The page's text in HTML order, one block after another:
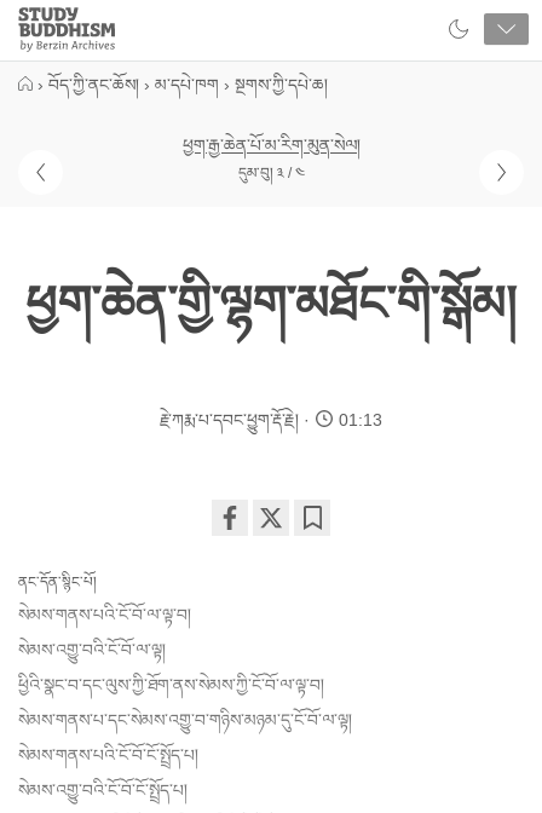
Close
Study
Buddhism
Home
› བོད་ཀྱི་ནང་ཆོས། › མ་དཔེ་ཁག › སྔགས་ཀྱི་དཔེ་ཆ།
ཕྱག་རྒྱ་ཆེན་པོ་མ་རིག་མུན་སེལ།
དུམ་བུ། ༣ / ༤
ཕྱག་ཆེན་གྱི་ལྷག་མཐོང་གི་སྒོམ།
རྗེ་ཀརྨ་པ་དབང་ཕྱུག་རྡོ་རྗེ། 01:13
ནང་དོན་སྙིང་པོ།
སེམས་གནས་པའི་ངོ་བོ་ལ་ལྟ་བ།
སེམས་འགྱུ་བའི་ངོ་བོ་ལ་ལྟ།
ཕྱིའི་སྣང་བ་དང་ལུས་ཀྱི་ཐོག་ནས་སེམས་ཀྱི་ངོ་བོ་ལ་ལྟ་བ།
སེམས་གནས་པ་དང་སེམས་འགྱུ་བ་གཉིས་མཉམ་དུ་ངོ་བོ་ལ་ལྟ།
སེམས་གནས་པའི་ངོ་བོ་ངོ་སྤྲོད་པ།
སེམས་འགྱུ་བའི་ངོ་བོ་ངོ་སྤྲོད་པ།